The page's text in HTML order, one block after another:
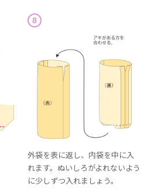
8
外袋を表に返し、内袋を中に入
れます。ぬいしろがよれないよう
に少しずつ入れましょう。